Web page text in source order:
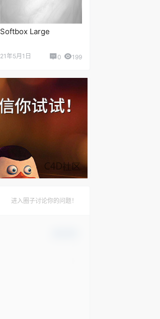
Softbox Large
21年5月1日 0 199
进入圈子讨论你的问题！